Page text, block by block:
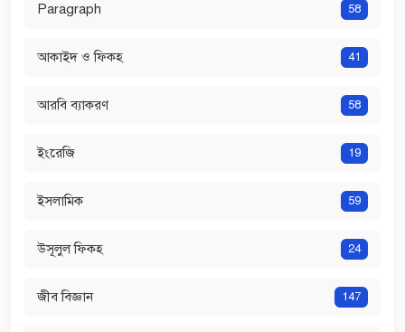
Paragraph 58
আকাইদ ও ফিকহ 41
আরবি ব্যাকরণ 58
ইংরেজি 19
ইসলামিক 59
উসূলুল ফিকহ 24
জীব বিজ্ঞান 147